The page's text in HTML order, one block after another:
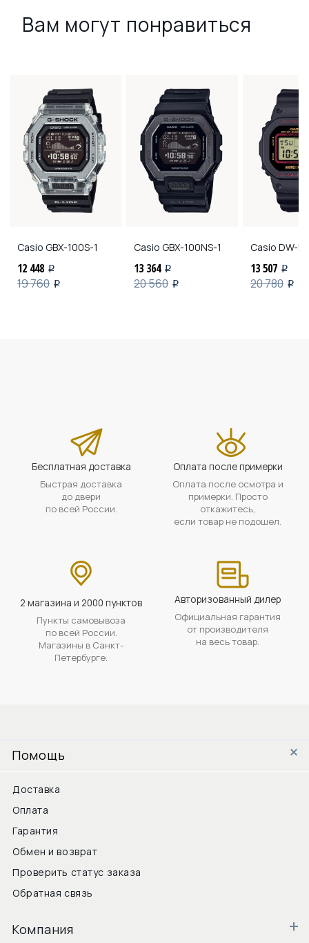
Вам могут понравиться
Casio GBX-100S-1
12 448 i
19 760 i
Casio GBX-100NS-1
13 364 i
20 560 i
Casio DW-
13 507 i
20 780 i
Бесплатная доставка
Быстрая доставка
до двери
по всей России.
Оплата после примерки
Оплата после осмотра и
примерки. Просто
откажитесь,
если товар не подошел.
2 магазина и 2000 пунктов
Пункты самовывоза
по всей России.
Магазины в Санкт-
Петербурге.
Авторизованный дилер
Официальная гарантия
от производителя
на весь товар.
Помощь
Доставка
Оплата
Гарантия
Обмен и возврат
Проверить статус заказа
Обратная связь
Компания